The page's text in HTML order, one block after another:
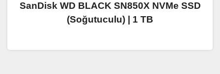
SanDisk WD BLACK SN850X NVMe SSD
(Soğutuculu) | 1 TB